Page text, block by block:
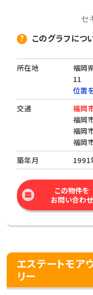
このグラフにつ
所在地
福岡
11
位置
交通
福岡
福岡
福岡
福岡
築年月
1991
この物件を
お問い合わせ
エステートモア
リー